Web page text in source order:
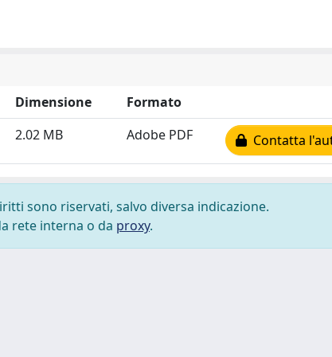
Dimensione
Formato
2.02 MB Adobe PDF Contatta
sono riservati, salvo diversa indicazione.
rete interna o da proxy.